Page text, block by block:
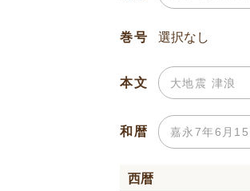
巻号
本文
和暦
西暦